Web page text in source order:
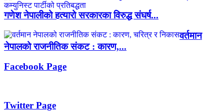
गणेश नेपालीको हत्यारो सरकारका विरुद्ध संघर्ष...
वर्तमान
नेपालको राजनीतिक संकट : कारण,...
Facebook Page
Twitter Page